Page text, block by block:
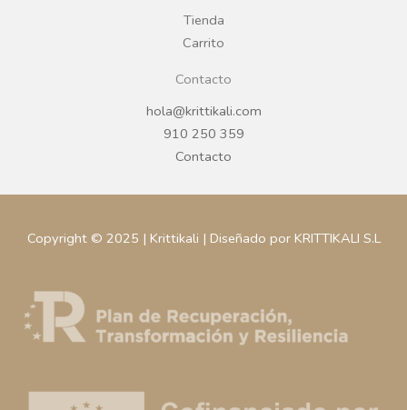
Tienda
Carrito
Contacto
hola@krittikali.com
910 250 359
Contacto
Copyright © 2025 | Krittikali | Diseñado por KRITTIKALI S.L